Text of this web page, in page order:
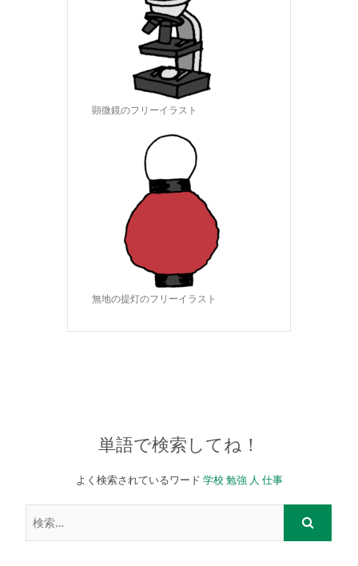
顕微鏡のフリーイラスト
無地の提灯のフリーイラスト
単語で検索してね！
よく検索されているワード 学校 勉強 人 仕事